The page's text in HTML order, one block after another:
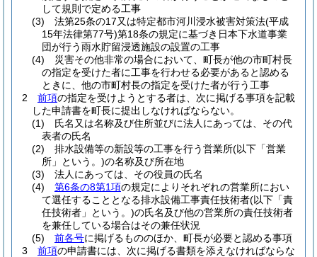
して規則で定める工事
(3)
法第25条の17又は特定都市河川浸水被害対策法(平成
15年法律第77号)第18条の規定に基づき日本下水道事業
団が行う雨水貯留浸透施設の設置の工事
(4)
災害その他非常の場合において、町長が他の市町村長
の指定を受けた者に工事を行わせる必要があると認める
ときに、他の市町村長の指定を受けた者が行う工事
2
前項の指定を受けようとする者は、次に掲げる事項を記載
した申請書を町長に提出しなければならない。
(1)
氏名又は名称及び住所並びに法人にあっては、その代
表者の氏名
(2)
排水設備等の新設等の工事を行う営業所(以下「営業
所」という。)の名称及び所在地
(3)
法人にあっては、その役員の氏名
(4)
第6条の8第1項の規定によりそれぞれの営業所におい
て選任することとなる排水設備工事責任技術者(以下「責
任技術者」という。)の氏名及び他の営業所の責任技術者
を兼任している場合はその兼任状況
(5)
前各号に掲げるもののほか、町長が必要と認める事項
3
前項の申請書には、次に掲げる書類を添えなければならな